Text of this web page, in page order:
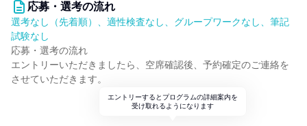
応募・選考の流れ
選考なし（先着順）、適性検査なし、グループワークなし、筆記
試験なし
応募・選考の流れ
エントリーいただきましたら、空席確認後、予約確定のご連絡を
させていただきます。
エントリーするとプログラムの詳細案内を
受け取れるようになります